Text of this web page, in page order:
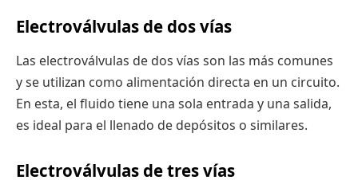
Electroválvulas de dos vías
Las electroválvulas de dos vías son las más comunes
y se utilizan como alimentación directa en un circuito.
En esta, el fluido tiene una sola entrada y una salida,
es ideal para el llenado de depósitos o similares.
Electroválvulas de tres vías